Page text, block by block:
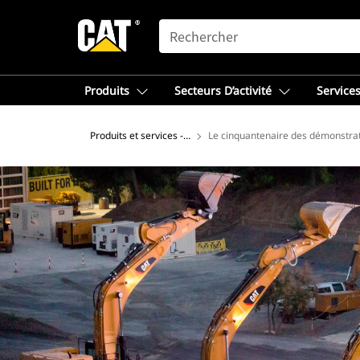
SEARCH
Produits Secteurs D’activité
Produits et services - Amérique du Nord
Le cinquantenaire des